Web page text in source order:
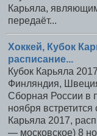
Карьяла,
передаёт...
Хоккей, Кубок
расписание...
Кубок Карьяла
Финляндия,
Сборная России в
ноября
Карьяла 2017,
— московское) 8